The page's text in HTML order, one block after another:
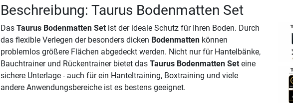
Beschreibung: Taurus Bodenmatten Set
Das Taurus Bodenmatten Setist der ideale Schutz für Ihren Boden. Durch
das flexible Verlegen der besonders dicken Bodenmattenkönnen
problemlos größere Flächen abgedeckt werden. Nicht nur für Hantelbänke,
Bauchtrainer und Rückentrainer bietet das Taurus Bodenmatten Seteine
sichere Unterlage - auch für ein Hanteltraining, Boxtraining und viele
andere Anwendungsbereiche ist es bestens geeignet.